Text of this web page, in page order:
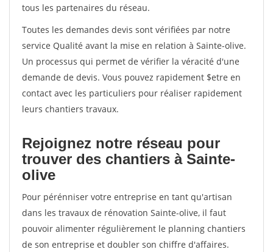
tous les partenaires du réseau.
Toutes les demandes devis sont vérifiées par notre
service Qualité avant la mise en relation à Sainte-olive.
Un processus qui permet de vérifier la véracité d'une
demande de devis. Vous pouvez rapidement $etre en
contact avec les particuliers pour réaliser rapidement
leurs chantiers travaux.
Rejoignez notre réseau pour
trouver des chantiers à Sainte-
olive
Pour pérénniser votre entreprise en tant qu'artisan
dans les travaux de rénovation Sainte-olive, il faut
pouvoir alimenter régulièrement le planning chantiers
de son entreprise et doubler son chiffre d'affaires.